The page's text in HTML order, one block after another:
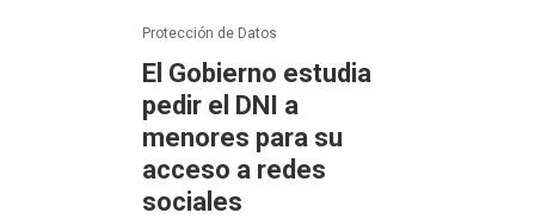
Protección de Datos
El Gobierno estudia
pedir el DNI a
menores para su
acceso a redes
sociales